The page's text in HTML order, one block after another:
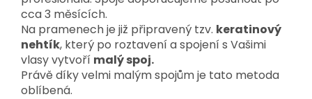
cca 3 měsících.
Na pramenech je již připravený tzv. keratinový
nehtík, který po roztavení a spojení s Vašimi
vlasy vytvoří malý spoj.
Právě díky velmi malým spojům je tato metoda
oblíbená.